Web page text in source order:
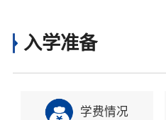
入学准备
学费情况